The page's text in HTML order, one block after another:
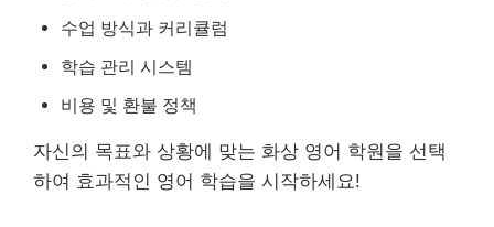
수업 방식과 커리큘럼
학습 관리 시스템
비용 및 환불 정책
자신의 목표와 상황에 맞는 화상 영어 학원을 선택
하여 효과적인 영어 학습을 시작하세요!